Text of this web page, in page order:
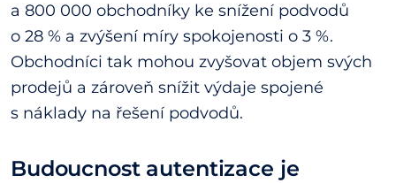
a 800 000 obchodníky ke snížení podvodů
o 28 % a zvýšení míry spokojenosti o 3 %.
Obchodníci tak mohou zvyšovat objem svých
prodejů a zároveň snížit výdaje spojené
s náklady na řešení podvodů.
Budoucnost autentizace je